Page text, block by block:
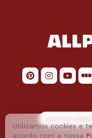
Utilizamos cookies e
acordo com a nossa